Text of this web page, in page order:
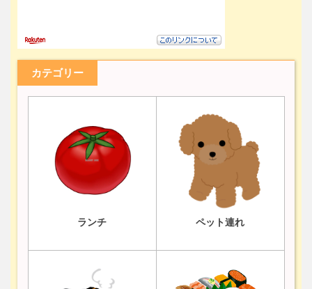
カテゴリー
ランチ ペット連れ